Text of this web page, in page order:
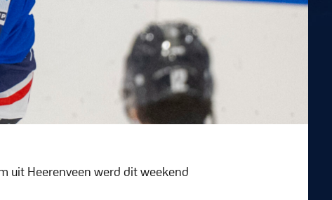
uit Heerenveen werd dit weekend